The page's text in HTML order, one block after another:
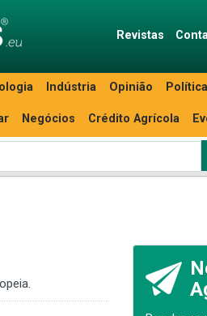
Revistas
Indústria Opinião
Negócios Crédito Agrícola